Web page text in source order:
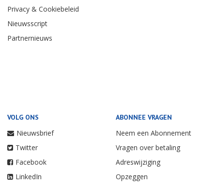
Privacy & Cookiebeleid
Nieuwsscript
Partnernieuws
VOLG ONS
Nieuwsbrief
Twitter
Facebook
LinkedIn
ABONNEE VRAGEN
Neem een Abonnement
Vragen over betaling
Adreswijziging
Opzeggen